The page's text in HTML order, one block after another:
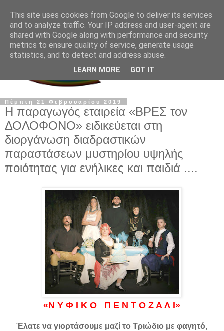
Πέμπτη 21 Φεβρουαρίου 2019
Η παραγωγός εταιρεία «ΒΡΕΣ τον
ΔΟΛΟΦΟΝΟ» ειδικεύεται στη
διοργάνωση διαδραστικών
παραστάσεων μυστηρίου υψηλής
ποιότητας για ενήλικες και παιδιά ....
«Ν Υ Φ Ι Κ Ο Π Ε Ν Τ Ο Ζ Α Λ Ι»
Έλατε να γιορτάσουμε μαζί το Τριώδιο με φαγητό,
This site uses cookies from Google to deliver its services
and to analyze traffic. Your IP address and user-agent are
shared with Google along with performance and security
metrics to ensure quality of service, generate usage
statistics, and to detect and address abuse.
LEARN MORE GOT IT